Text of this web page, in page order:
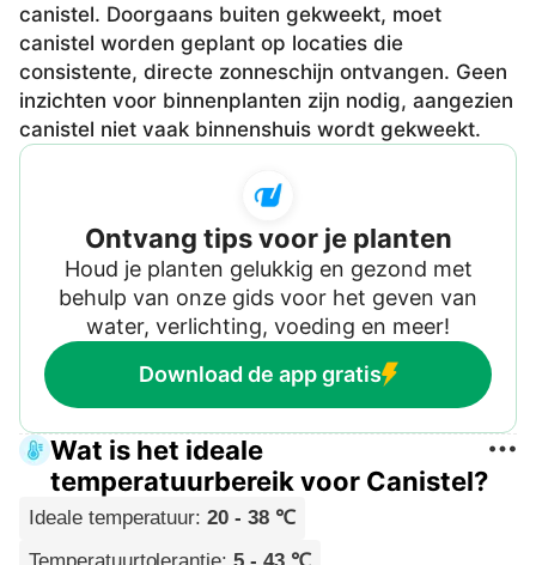
canistel. Doorgaans buiten gekweekt, moet
canistel worden geplant op locaties die
consistente, directe zonneschijn ontvangen. Geen
inzichten voor binnenplanten zijn nodig, aangezien
canistel niet vaak binnenshuis wordt gekweekt.
Ontvang tips voor je planten
Houd je planten gelukkig en gezond met
behulp van onze gids voor het geven van
water, verlichting, voeding en meer!
Download de app gratis
Wat is het ideale
temperatuurbereik voor Canistel?
Ideale temperatuur: 20 - 38 ℃
Temperatuurtolerantie: 5 - 43 ℃